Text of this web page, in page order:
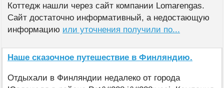
Коттедж нашли через сайт компании Lomarengas.
Сайт достаточно информативный, а недостающую
информацию или уточнения получили по...
Наше сказочное путешествие в Финляндию.
Отдыхали в Финляндии недалеко от города